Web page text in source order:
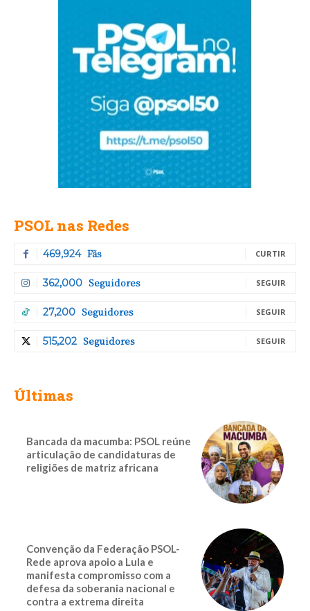
PSOL nas Redes
469,924 Fãs CURTIR
362,000 Seguidores SEGUIR
27,200 Seguidores SEGUIR
515,202 Seguidores SEGUIR
Últimas
Bancada da macumba: PSOL reúne
articulação de candidaturas de
religiões de matriz africana
Convenção da Federação PSOL-
Rede aprova apoio a Lula e
manifesta compromisso com a
defesa da soberania nacional e
contra a extrema direita